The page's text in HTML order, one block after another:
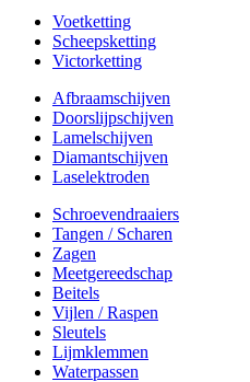
Voetketting
Scheepsketting
Victorketting
Afbraamschijven
Doorslijpschijven
Lamelschijven
Diamantschijven
Laselektroden
Schroevendraaiers
Tangen / Scharen
Zagen
Meetgereedschap
Beitels
Vijlen / Raspen
Sleutels
Lijmklemmen
Waterpassen